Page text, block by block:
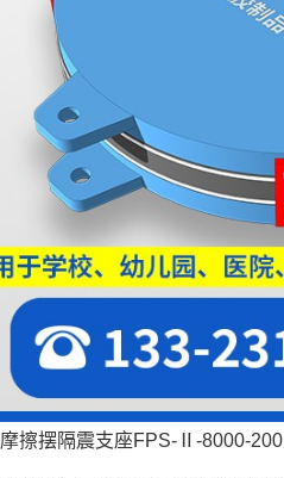
摩擦摆隔震支座FPS-Ⅱ-8000-